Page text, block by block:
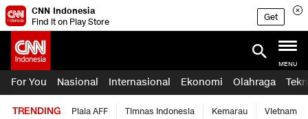
CNN Indonesia
Find it on Play Store
Get
MENU
For You Nasional Internasional Ekonomi Olahraga
TRENDING Piala AFF Timnas Indonesia Kemarau Vietnam